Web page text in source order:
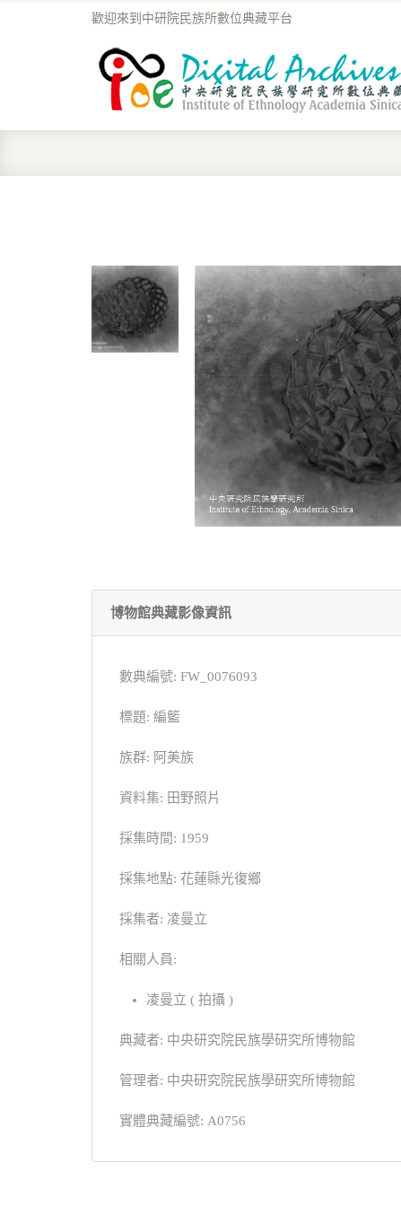
歡迎來到中研院民族所數位典藏平台
博物館典藏影像資訊
數典編號: FW_0076093
標題: 編籃
族群: 阿美族
資料集: 田野照片
採集時間: 1959
採集地點: 花蓮縣光復鄉
採集者: 凌曼立
相關人員:
凌曼立 ( 拍攝 )
典藏者: 中央研究院民族學研究所博物館
管理者: 中央研究院民族學研究所博物館
實體典藏編號: A0756